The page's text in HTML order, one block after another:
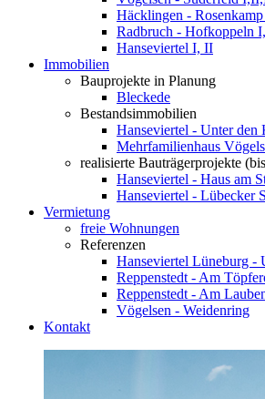
Häcklingen -
Radbruch - Hofkoppeln
Hanseviertel I, II
Immobilien
Bauprojekte in Planung
Bleckede
Bestandsimmobilien
Hanseviertel - Unter den
Mehrfamilienhaus
realisierte Bauträgerprojekte
Hanseviertel - Haus am
Hanseviertel - Lübecker
Vermietung
freie Wohnungen
Referenzen
Hanseviertel Lüneburg -
Reppenstedt - Am
Reppenstedt - Am
Vögelsen - Weidenring
Kontakt